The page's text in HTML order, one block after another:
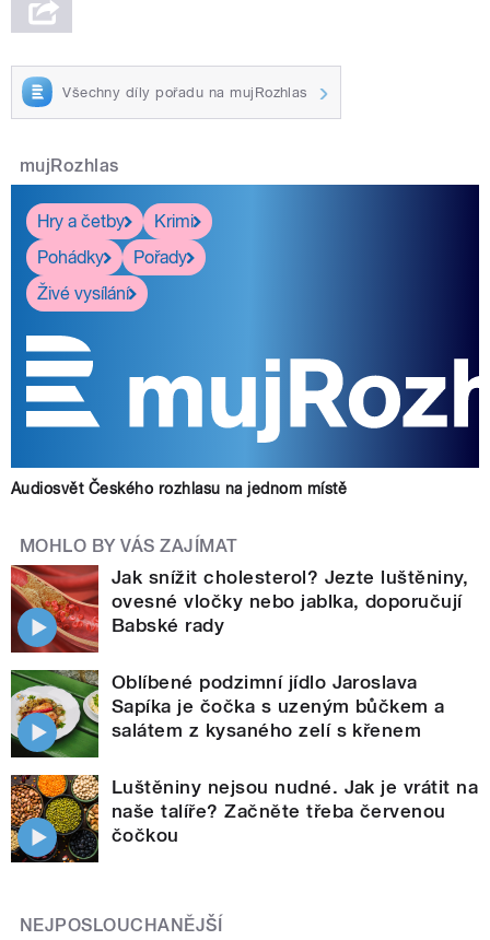
Všechny díly pořadu na mujRozhlas
mujRozhlas
Hry a četby
Krimi
Pohádky
Pořady
Živé vysílání
Audiosvět Českého rozhlasu na jednom místě
MOHLO BY VÁS ZAJÍMAT
Jak snížit cholesterol? Jezte luštěniny,
ovesné vločky nebo jablka, doporučují
Babské rady
Oblíbené podzimní jídlo Jaroslava
Sapíka je čočka s uzeným bůčkem a
salátem z kysaného zelí s křenem
Luštěniny nejsou nudné. Jak je vrátit na
naše talíře? Začněte třeba červenou
čočkou
NEJPOSLOUCHANĚJŠÍ